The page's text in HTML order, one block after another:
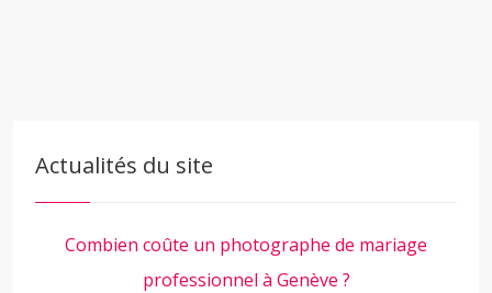
Actualités du site
Combien coûte un photographe de mariage
professionnel à Genève ?